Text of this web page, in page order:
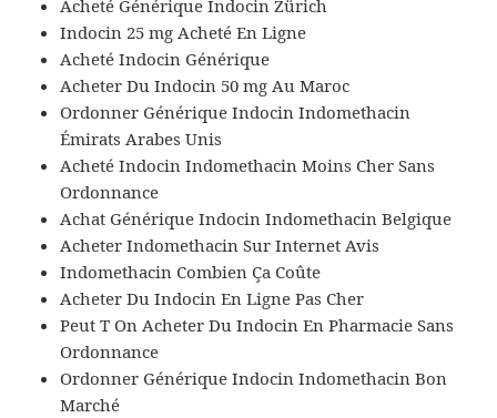
Acheté Générique Indocin Zürich
Indocin 25 mg Acheté En Ligne
Acheté Indocin Générique
Acheter Du Indocin 50 mg Au Maroc
Ordonner Générique Indocin Indomethacin
Émirats Arabes Unis
Acheté Indocin Indomethacin Moins Cher Sans
Ordonnance
Achat Générique Indocin Indomethacin Belgique
Acheter Indomethacin Sur Internet Avis
Indomethacin Combien Ça Coûte
Acheter Du Indocin En Ligne Pas Cher
Peut T On Acheter Du Indocin En Pharmacie Sans
Ordonnance
Ordonner Générique Indocin Indomethacin Bon
Marché